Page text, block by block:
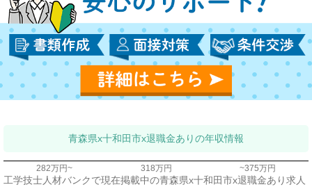
青森県x十和田市x退職金ありの年収情報
282万円~ 318万円 ~375万円
工学技士人材バンクで現在掲載中の青森県x十和田市x退職金あり求人